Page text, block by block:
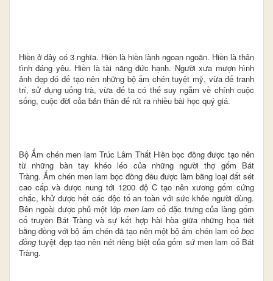
Hiền ở đây có 3 nghĩa. Hiền là hiền lành ngoan ngoãn. Hiền là thân
tình đáng yêu. Hiền là tài năng đức hạnh. Người xưa mượn hình
ảnh đẹp đó để tạo nên những bộ ấm chén tuyệt mỹ, vừa để tranh
trí, sử dụng uống trà, vừa để ta có thể suy ngẫm về chính cuộc
sống, cuộc đời của bản thân để rút ra nhiều bài học quý giá.
Bộ Ấm chén men lam Trúc Lâm Thất Hiền bọc đồng được tạo nên
từ những bàn tay khéo léo của những người thợ gốm Bát
Tràng. Ấm chén men lam bọc đồng đều được làm bằng loại đất sét
cao cấp và được nung tới 1200 độ C tạo nên xương gốm cứng
chắc, khử được hết các độc tố an toàn với sức khỏe người dùng.
Bên ngoài được phủ một lớp menlamcổ đặc trưng của làng gốm
cổ truyền Bát Tràng và sự kết hợp hài hòa giữa những họa tiết
bằng đồng với bộ ấm chén đã tạo nên một bộ ấm chén lam cổ bọc
đồng tuyệt đẹptạo nên nét riêng biệt của gốm sứ men lam cổ Bát
Tràng.